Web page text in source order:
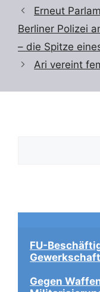
Erneut
Berliner Polizei
– die Spitze
Ari vereint
FU-
Gewerkschaft
Gegen